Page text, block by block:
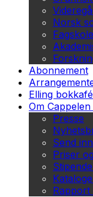
Norsk
Fagskole
Abonnement
Elling bokkafé
Om
Presse
Send
Priser
Rapport